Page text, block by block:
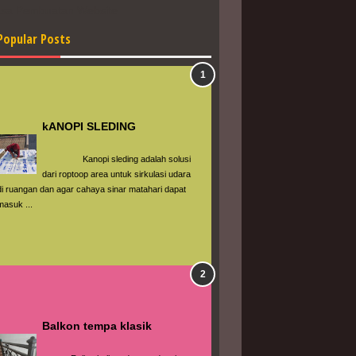
Posts
kANOPI SLEDING
Kanopi sleding adalah solusi
dari roptoop area untuk sirkulasi udara
ruangan dan agar cahaya sinar matahari dapat
...
Balkon tempa klasik